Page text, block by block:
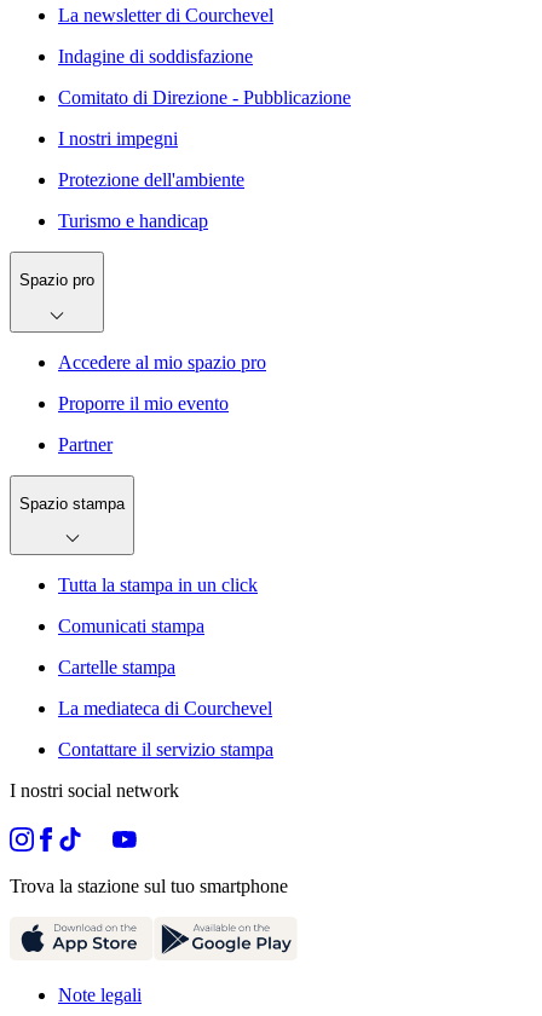
La newsletter di Courchevel
Indagine di soddisfazione
Comitato di Direzione - Pubblicazione
I nostri impegni
Protezione dell'ambiente
Turismo e handicap
Spazio pro
Accedere al mio spazio pro
Proporre il mio evento
Partner
Spazio stampa
Tutta la stampa in un click
Comunicati stampa
Cartelle stampa
La mediateca di Courchevel
Contattare il servizio stampa
I nostri social network
Trova la stazione sul tuo smartphone
Note legali